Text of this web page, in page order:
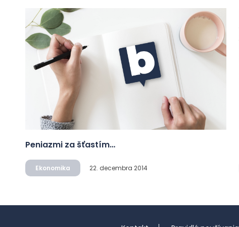
Peniazmi za šťastím…
Ekonomika 22. decembra 2014